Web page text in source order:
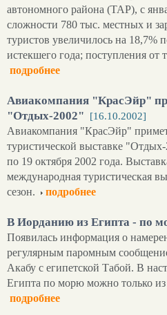
автономного района (ТАР), с
сложности 780 тыс. местных и
туристов увеличилось на 18,7%
истекшего года; поступления
подробнее
Авиакомпания "КрасЭйр"
"Отдых-2002"
[16.10.2002]
Авиакомпания "КрасЭйр"
туристической выставке
по 19 октября 2002 года.
международная туристическая
сезон.
подробнее
В Иорданию из Египта - по
Появилась информация о
регулярным паромным
Акабу с египетской Табой. В
Египта по морю можно только из
подробнее